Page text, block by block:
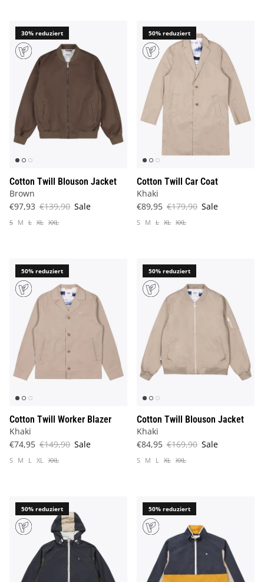
30% reduziert
Cotton Twill Blouson Jacket
Brown
€97,93 €139,90 Sale
S M L XL XXL
50% reduziert
Cotton Twill Car Coat
Khaki
€89,95 €179,90 Sale
S M L XL XXL
50% reduziert
Cotton Twill Worker Blazer
Khaki
€74,95 €149,90 Sale
S M L XL XXL
50% reduziert
Cotton Twill Blouson Jacket
Khaki
€84,95 €169,90 Sale
S M L XL XXL
50% reduziert 50% reduziert